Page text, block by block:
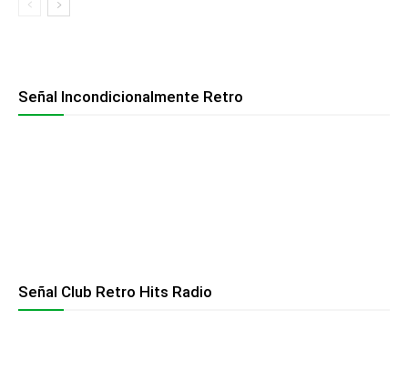
Señal Incondicionalmente Retro
Señal Club Retro Hits Radio